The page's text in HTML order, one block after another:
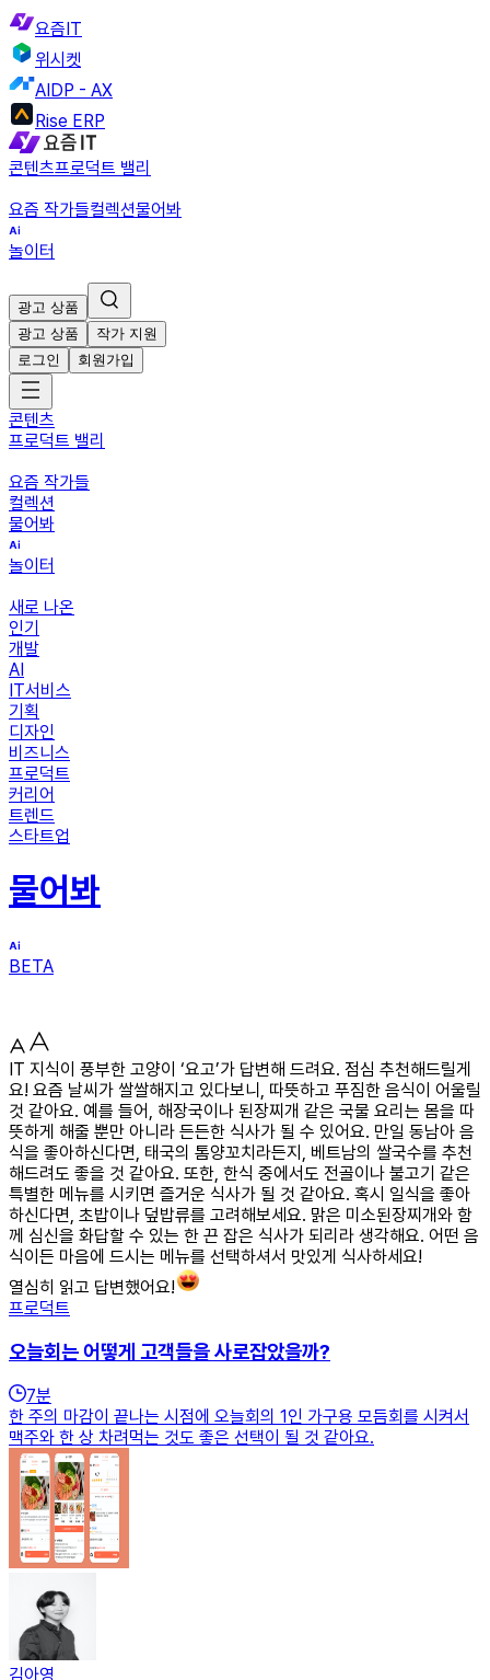
요즘IT
위시켓
AIDP - AX
Rise ERP
콘텐츠프로덕트 밸리
요즘 작가들컬렉션물어봐
놀이터
광고 상품
광고 상품
작가 지원
로그인
회원가입
콘텐츠
프로덕트 밸리
요즘 작가들
컬렉션
물어봐
놀이터
새로 나온
인기
개발
AI
IT서비스
기획
디자인
비즈니스
프로덕트
커리어
트렌드
스타트업
물어봐
BETA
IT 지식이 풍부한 고양이 ‘요고’가 답변해 드려요. 점심 추천해드릴게
요! 요즘 날씨가 쌀쌀해지고 있다보니, 따뜻하고 푸짐한 음식이 어울릴
것 같아요. 예를 들어, 해장국이나 된장찌개 같은 국물 요리는 몸을 따
뜻하게 해줄 뿐만 아니라 든든한 식사가 될 수 있어요. 만일 동남아 음
식을 좋아하신다면, 태국의 톰양꼬치라든지, 베트남의 쌀국수를 추천
해드려도 좋을 것 같아요. 또한, 한식 중에서도 전골이나 불고기 같은
특별한 메뉴를 시키면 즐거운 식사가 될 것 같아요. 혹시 일식을 좋아
하신다면, 초밥이나 덮밥류를 고려해보세요. 맑은 미소된장찌개와 함
께 심신을 화답할 수 있는 한 끈 잡은 식사가 되리라 생각해요. 어떤 음
식이든 마음에 드시는 메뉴를 선택하셔서 맛있게 식사하세요!
열심히 읽고 답변했어요!
프로덕트
오늘회는 어떻게 고객들을 사로잡았을까?
7분
한 주의 마감이 끝나는 시점에 오늘회의 1인 가구용 모듬회를 시켜서
맥주와 한 상 차려먹는 것도 좋은 선택이 될 것 같아요.
김아영